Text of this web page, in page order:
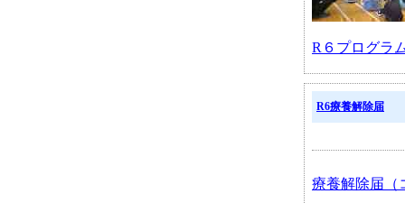
R６プログラ
R6療養解除届
療養解除届（